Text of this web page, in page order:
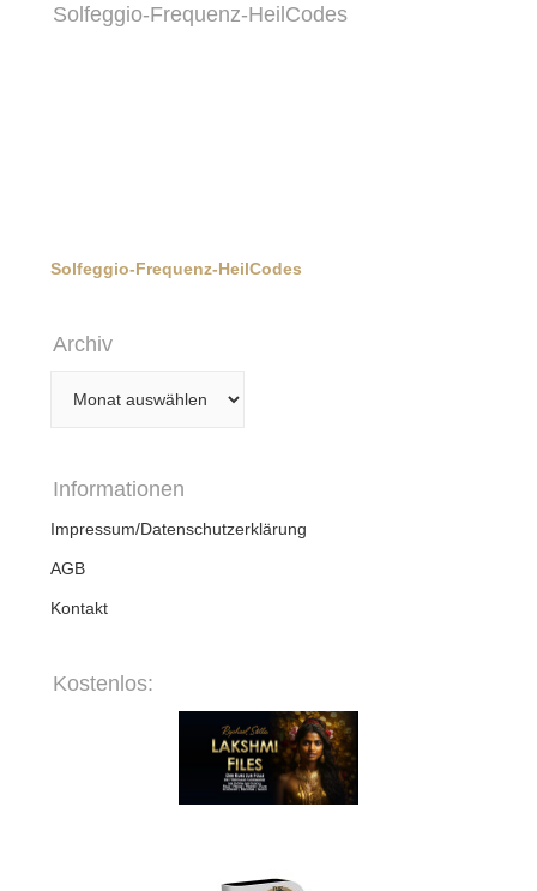
Solfeggio-Frequenz-HeilCodes
Solfeggio-Frequenz-HeilCodes
Archiv
Informationen
Impressum/Datenschutzerklärung
AGB
Kontakt
Kostenlos: